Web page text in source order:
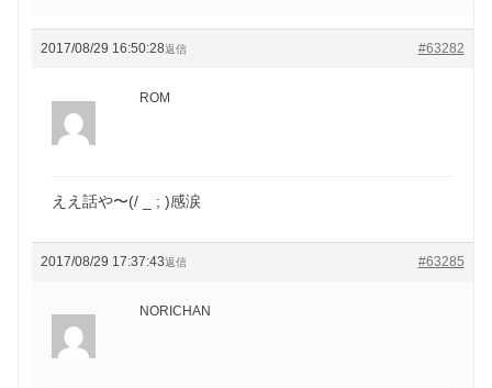
2017/08/29 16:50:28 #63282
返信
ROM
ええ話や〜(/ _ ; )感涙
2017/08/29 17:37:43 #63285
返信
NORICHAN